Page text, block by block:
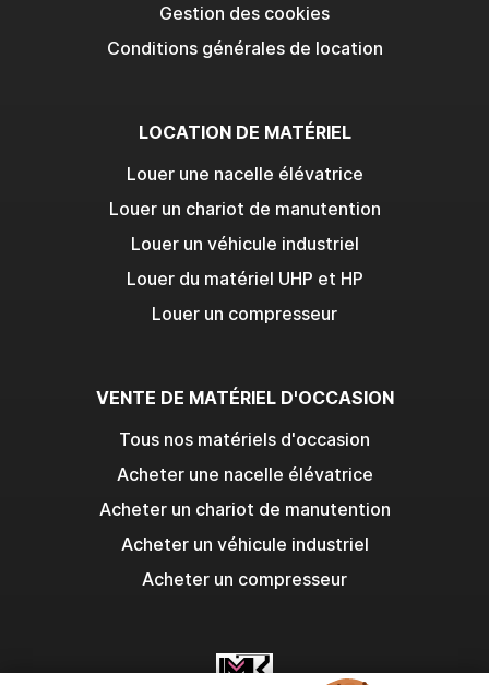
Gestion des cookies
Conditions générales de location
LOCATION DE MATÉRIEL
Louer une nacelle élévatrice
Louer un chariot de manutention
Louer un véhicule industriel
Louer du matériel UHP et HP
Louer un compresseur
VENTE DE MATÉRIEL D'OCCASION
Tous nos matériels d'occasion
Acheter une nacelle élévatrice
Acheter un chariot de manutention
Acheter un véhicule industriel
Acheter un compresseur